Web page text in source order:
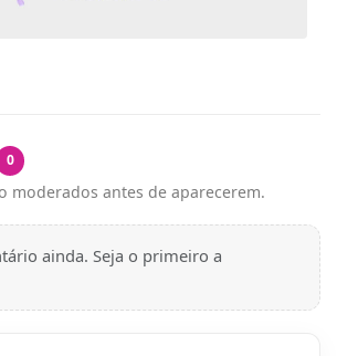
0
moderados antes de aparecerem.
ainda. Seja o primeiro a